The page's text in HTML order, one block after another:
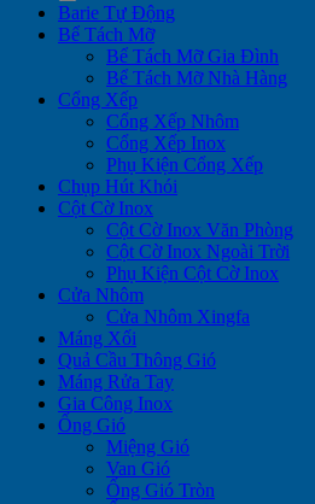
Barie Tự Động
Bể Tách Mỡ
Bể Tách Mỡ Gia Đình
Bể Tách Mỡ Nhà Hàng
Cổng Xếp
Cổng Xếp Nhôm
Cổng Xếp Inox
Phụ Kiện Cổng Xếp
Chụp Hút Khói
Cột Cờ Inox
Cột Cờ Inox Văn Phòng
Cột Cờ Inox Ngoài Trời
Phụ Kiện Cột Cờ Inox
Cửa Nhôm
Cửa Nhôm Xingfa
Máng Xối
Quả Cầu Thông Gió
Máng Rửa Tay
Gia Công Inox
Ống Gió
Miệng Gió
Van Gió
Ống Gió Tròn